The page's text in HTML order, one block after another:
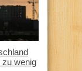
zu wenig